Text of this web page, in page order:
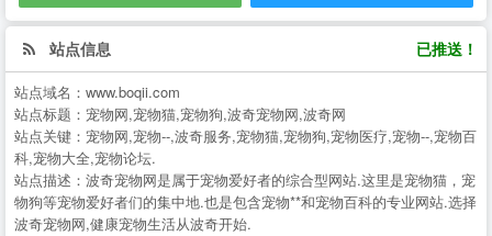
站点信息 已推送！
站点域名： www.boqii.com
站点标题： 宠物网,宠物猫,宠物狗,波奇宠物网,波奇网
站点关键： 宠物网,宠物--,波奇服务,宠物猫,宠物狗,宠物医疗,宠物--,宠物百
科,宠物大全,宠物论坛.
站点描述： 波奇宠物网是属于宠物爱好者的综合型网站.这里是宠物猫，宠
物狗等宠物爱好者们的集中地.也是包含宠物**和宠物百科的专业网站.选择
波奇宠物网,健康宠物生活从波奇开始.